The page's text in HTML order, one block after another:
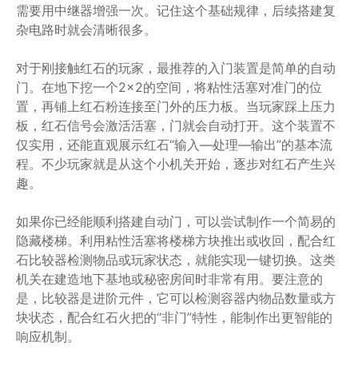
需要用中继器增强一次。记住这个基础规律，后续搭建复
杂电路时就会清晰很多。
对于刚接触红石的玩家，最推荐的入门装置是简单的自动
门。在地下挖一个2×2的空间，将粘性活塞对准门的位
置，再铺上红石粉连接至门外的压力板。当玩家踩上压力
板，红石信号会激活活塞，门就会自动打开。这个装置不
仅实用，还能直观展示红石“输入—处理—输出”的基本流
程。不少玩家就是从这个小机关开始，逐步对红石产生兴
趣。
如果你已经能顺利搭建自动门，可以尝试制作一个简易的
隐藏楼梯。利用粘性活塞将楼梯方块推出或收回，配合红
石比较器检测物品或玩家状态，就能实现一键切换。这类
机关在建造地下基地或秘密房间时非常有用。要注意的
是，比较器是进阶元件，它可以检测容器内物品数量或方
块状态，配合红石火把的“非门”特性，能制作出更智能的
响应机制。